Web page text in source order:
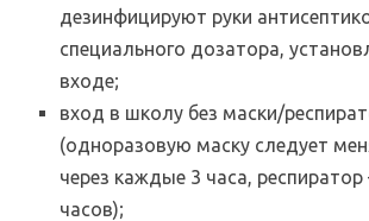
дезинфицируют руки
специального дозатора,
входе;
вход в школу без маски/
(одноразовую маску следует
через каждые 3 часа,
часов);